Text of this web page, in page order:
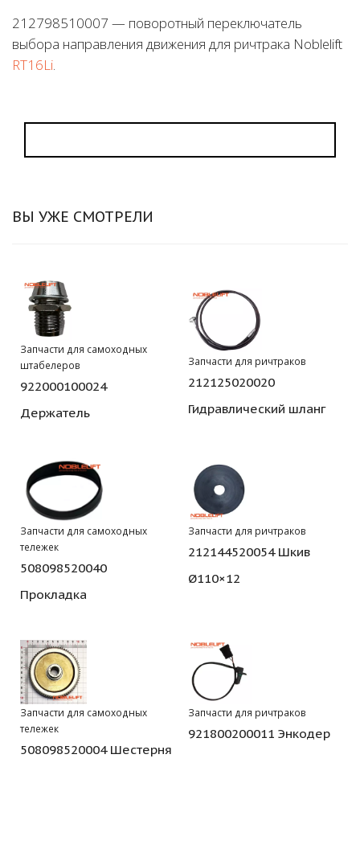
212798510007 — поворотный переключатель
выбора направления движения для ричтрака Noblelift
RT16Li.
ВЫ УЖЕ СМОТРЕЛИ
Запчасти для самоходных
штабелеров
922000100024
Держатель
Запчасти для ричтраков
212125020020
Гидравлический шланг
Запчасти для самоходных
тележек
508098520040
Прокладка
Запчасти для ричтраков
212144520054 Шкив
Ø110×12
Запчасти для самоходных
тележек
508098520004 Шестерня
Запчасти для ричтраков
921800200011 Энкодер